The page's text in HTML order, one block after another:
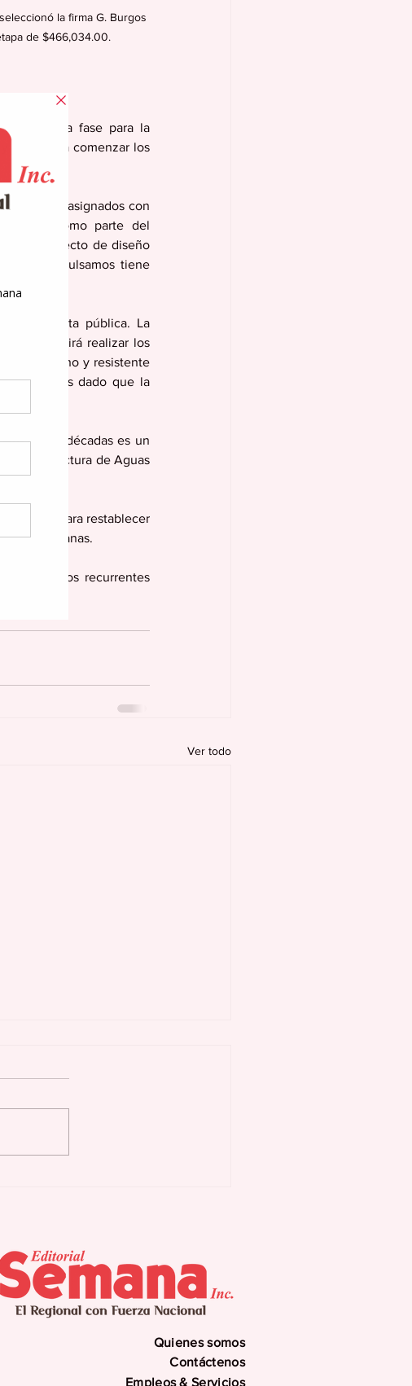
la firma G. Burgos
de $466,034.00.
la primera fase para la
firma para comenzar los
fondos asignados con
más, como parte del
El proyecto de diseño
que impulsamos tiene
Serrano.
de subasta pública. La
permitirá realizar los
moderno y resistente
de lluvias dado que la
por décadas es un
infraestructura de Aguas
para restablecer
cotidianas.
sufre daños recurrentes
Ver todo
Quienes somos
Contáctenos
Empleos & Servicios